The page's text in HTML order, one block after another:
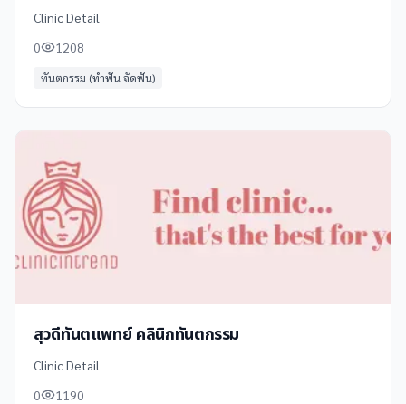
Clinic Detail
0
1208
ทันตกรรม (ทำฟัน จัดฟัน)
สุวดีทันตแพทย์ คลินิกทันตกรรม
Clinic Detail
0
1190